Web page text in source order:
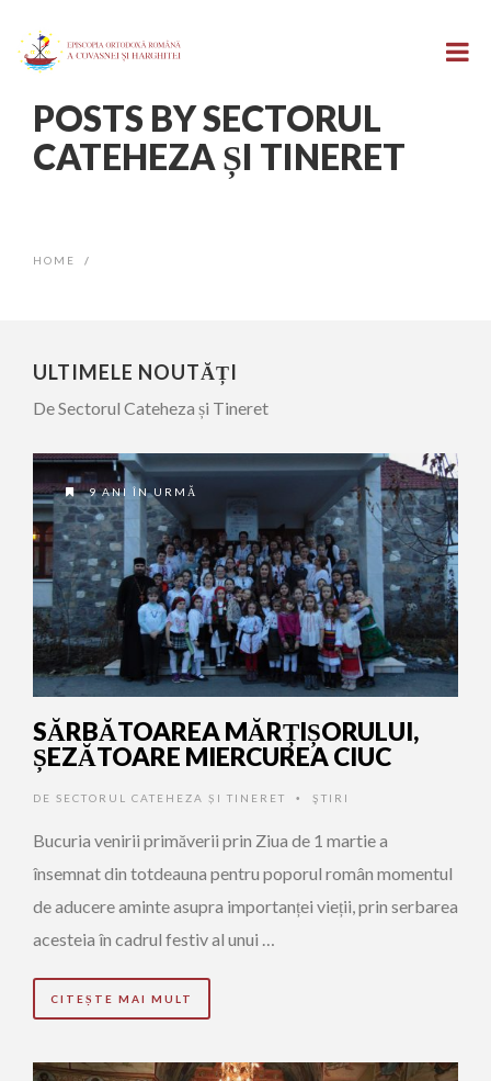
POSTS BY SECTORUL
CATEHEZA ȘI TINERET
HOME /
ULTIMELE NOUTĂȚI
De Sectorul Cateheza și Tineret
9 ANI ÎN URMĂ
SĂRBĂTOAREA MĂRȚIȘORULUI,
ȘEZĂTOARE MIERCUREA CIUC
DE SECTORUL CATEHEZA ȘI TINERET • ŞTIRI
Bucuria venirii primăverii prin Ziua de 1 martie a
însemnat din totdeauna pentru poporul român momentul
de aducere aminte asupra importanței vieții, prin serbarea
acesteia în cadrul festiv al unui …
CITEȘTE MAI MULT